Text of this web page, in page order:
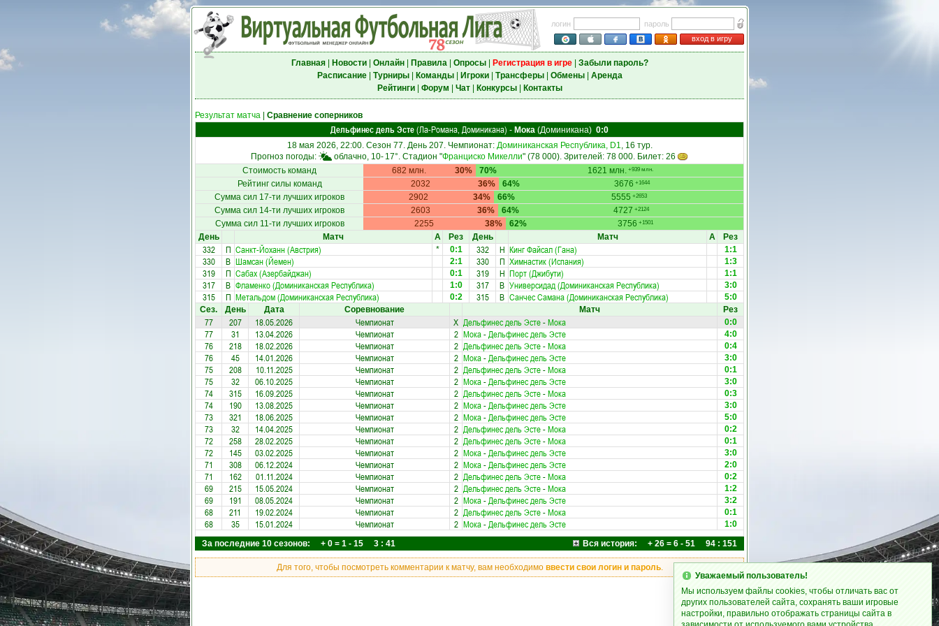
логин
пароль
вход в игру
Главная| Новости| Онлайн| Правила| Опросы| Регистрация в игре| Забыли пароль?
Расписание| Турниры| Команды| Игроки| Трансферы| Обмены| Аренда
Рейтинги| Форум Чат| Конкурсы| Контакты
Результат матча Сравнение соперников
Дельфинес дель Эсте(Ла-Романа, Доминикана) - Мока (Доминикана) 0:0
18 мая 2026, 22:00. Сезон 77. День 207. Чемпионат: Доминиканская Республика, D1, 16 тур.
Прогноз погоды:
облачно, 10- 17°. Стадион "Франциско Микелли" (78 000). Зрителей: 78 000. Билет: 26
Стоимость команд
682 млн. 30% 1621 млн. +939 млн.
70%
Рейтинг силы команд
2032 36% 3676 +1644
64%
Сумма сил 17-ти лучших игроков
2902 34% 5555 +2653
66%
Сумма сил 14-ти лучших игроков
2603 36% 4727 +2124
64%
Сумма сил 11-ти лучших игроков
2255 38% 3756 +1501
62%
День
Матч А Рез
332 П Санкт-Йоханн (Австрия) * 0:1
330 В Шамсан (Йемен) 2:1
319 П Сабах (Азербайджан) 0:1
317 В Фламенко (Доминиканская Республика) 1:0
315 П Метальдом (Доминиканская Республика) 0:2
День Матч А Рез
332 Н Кинг Файсал (Гана) 1:1
330 П Химнастик (Испания) 1:3
319 Н Порт (Джибути) 1:1
317 В Универсидад (Доминиканская Республика) 3:0
315 В Санчес Самана (Доминиканская Республика)
5:0
Сез.
День Дата Соревнование Матч Рез
77 207 18.05.2026 Чемпионат X Дельфинес дель Эсте-Мока 0:0
77 31 13.04.2026 Чемпионат 2 Мока-Дельфинес дель Эсте 4:0
76 218 18.02.2026 Чемпионат 2 Дельфинес дель Эсте-Мока 0:4
76 45 14.01.2026 Чемпионат 2 Мока-Дельфинес дель Эсте 3:0
75 208 10.11.2025 Чемпионат 2 Дельфинес дель Эсте-Мока 0:1
75 32 06.10.2025 Чемпионат 2 Мока-Дельфинес дель Эсте 3:0
74 315 16.09.2025 Чемпионат 2 Дельфинес дель Эсте-Мока 0:3
74 190 13.08.2025 Чемпионат 2 Мока-Дельфинес дель Эсте 3:0
73 321 18.06.2025 Чемпионат 2 Мока-Дельфинес дель Эсте 5:0
73 32 14.04.2025 Чемпионат 2 Дельфинес дель Эсте-Мока 0:2
72 258 28.02.2025 Чемпионат 2 Дельфинес дель Эсте-Мока 0:1
72 145 03.02.2025 Чемпионат 2 Мока-Дельфинес дель Эсте 3:0
71 308 06.12.2024 Чемпионат 2 Мока-Дельфинес дель Эсте 2:0
71 162 01.11.2024 Чемпионат 2 Дельфинес дель Эсте-Мока 0:2
69 215 15.05.2024 Чемпионат 2 Дельфинес дель Эсте-Мока 1:2
69 191 08.05.2024 Чемпионат 2 Мока-Дельфинес дель Эсте 3:2
68 211 19.02.2024 Чемпионат 2 Дельфинес дель Эсте-Мока 0:1
68 35 15.01.2024 Чемпионат 2 Мока-Дельфинес дель Эсте
1:0
За последние 10 сезонов: + 0 = 1 - 15 3 : 41
Вся история: + 26 = 6 - 51 94 : 151
Для того, чтобы посмотреть комментарии к матчу, вам необходимо ввести свои логин и пароль.
Уважаемый пользователь!
Мы используем файлы cookies, чтобы отличать вас от
других пользователей сайта, сохранять ваши игровые
настройки, правильно отображать страницы сайта в